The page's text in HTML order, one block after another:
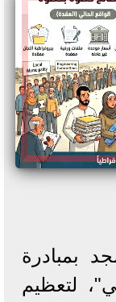
بمبادرة
لتعظيم